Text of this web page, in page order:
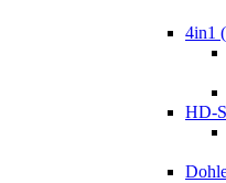
4in1
HD-